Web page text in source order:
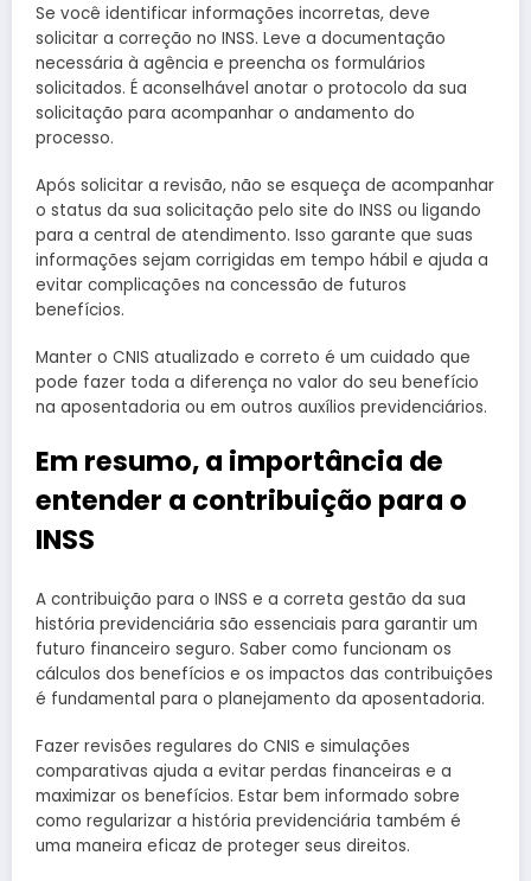
Se você identificar informações incorretas, deve
solicitar a correção no INSS. Leve a documentação
necessária à agência e preencha os formulários
solicitados. É aconselhável anotar o protocolo da sua
solicitação para acompanhar o andamento do
processo.
Após solicitar a revisão, não se esqueça de acompanhar
o status da sua solicitação pelo site do INSS ou ligando
para a central de atendimento. Isso garante que suas
informações sejam corrigidas em tempo hábil e ajuda a
evitar complicações na concessão de futuros
benefícios.
Manter o CNIS atualizado e correto é um cuidado que
pode fazer toda a diferença no valor do seu benefício
na aposentadoria ou em outros auxílios previdenciários.
Em resumo, a importância de
entender a contribuição para o
INSS
A contribuição para o INSS e a correta gestão da sua
história previdenciária são essenciais para garantir um
futuro financeiro seguro. Saber como funcionam os
cálculos dos benefícios e os impactos das contribuições
é fundamental para o planejamento da aposentadoria.
Fazer revisões regulares do CNIS e simulações
comparativas ajuda a evitar perdas financeiras e a
maximizar os benefícios. Estar bem informado sobre
como regularizar a história previdenciária também é
uma maneira eficaz de proteger seus direitos.